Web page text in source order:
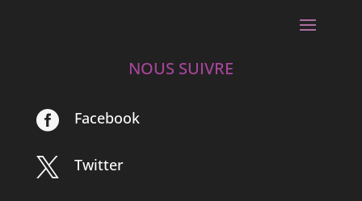
NOUS SUIVRE
 Facebook
 Twitter